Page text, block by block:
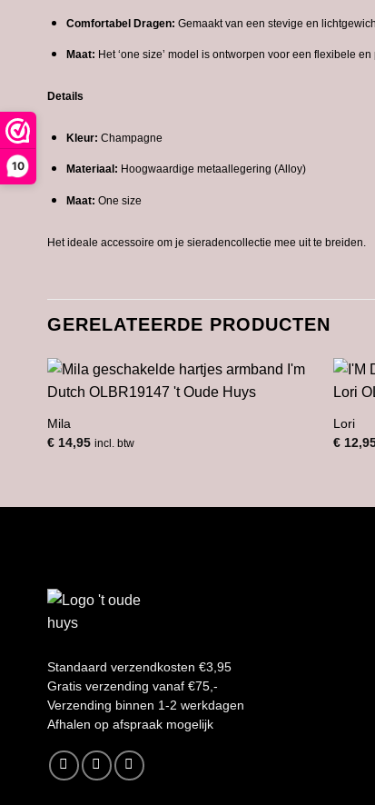
10
Comfortabel Dragen: Gemaakt van een stevige en
Maat: Het ‘one size’ model is ontworpen voor een flexibele
Details
Kleur: Champagne
Materiaal: Hoogwaardige metaallegering (Alloy)
Maat: One size
Het ideale accessoire om je sieradencollectie mee uit te breiden.
GERELATEERDE PRODUCTEN
Mila
€14,95 incl. btw
Lori
€
Standaard verzendkosten €3,95
Gratis verzending vanaf €75,-
Verzending binnen 1-2 werkdagen
Afhalen op afspraak mogelijk